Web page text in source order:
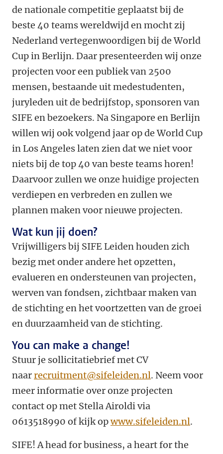
de nationale competitie geplaatst bij de
beste 40 teams wereldwijd en mocht zij
Nederland vertegenwoordigen bij de World
Cup in Berlijn. Daar presenteerden wij onze
projecten voor een publiek van 2500
mensen, bestaande uit medestudenten,
juryleden uit de bedrijfstop, sponsoren van
SIFE en bezoekers. Na Singapore en Berlijn
willen wij ook volgend jaar op de World Cup
in Los Angeles laten zien dat we niet voor
niets bij de top 40 van beste teams horen!
Daarvoor zullen we onze huidige projecten
verdiepen en verbreden en zullen we
plannen maken voor nieuwe projecten.
Wat kun jij doen?
Vrijwilligers bij SIFE Leiden houden zich
bezig met onder andere het opzetten,
evalueren en ondersteunen van projecten,
werven van fondsen, zichtbaar maken van
de stichting en het voortzetten van de groei
en duurzaamheid van de stichting.
You can make a change!
Stuur je sollicitatiebrief met CV
naarrecruitment@sifeleiden.nl. Neem voor
meer informatie over onze projecten
contact op met Stella Airoldi via
0613518990 of kijk opwww.sifeleiden.nl.
SIFE! A head for business, a heart for the